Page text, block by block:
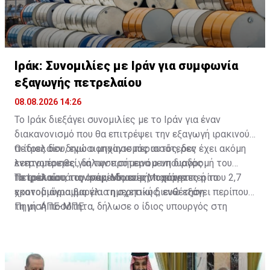
Ιράκ: Συνομιλίες με Ιράν για συμφωνία
εξαγωγής πετρελαίου
08.08.2026 14:26
Το Ιράκ διεξάγει συνομιλίες με το Ιράν για έναν
διακανονισμό που θα επιτρέψει την εξαγωγή ιρακινού
πετρελαίου, ενώ ο μηχανισμός αυτός, δεν έχει ακόμη
ενεργοποιηθεί, δήλωσε σήμερα ο υπουργός
Πετρελαίου του Ιράκ, Μπασίμ Μοχάμεντ.
Ο ίδιος δεν δημοσιοποίησε περισσότερες
λεπτομέρειες για την προτεινόμενη διαδρομή του
πετρελαίου, τις αναμενόμενες ποσότητες ή το
χρονοδιάγραμμα για τη σχετική διευθέτηση.
Το Ιράκ κατά την περίοδο αυτή, παράγει περίπου 2,7
εκατομμύρια βαρέλια ημερησίως, ενώ εξάγει περίπου
τη μισή ποσότητα, δήλωσε ο ίδιος υπουργός στη
Πηγή: ΑΠΕ-ΜΠΕ